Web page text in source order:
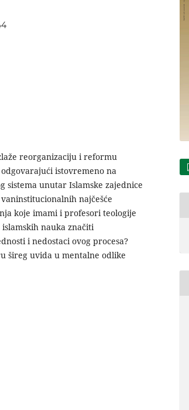
reorganizaciju i reformu
istovremeno na
unutar Islamske zajednice
najčešće
koje imami i profesori teologije
nauka značiti
i nedostaci ovog procesa?
šireg uvida u mentalne odlike